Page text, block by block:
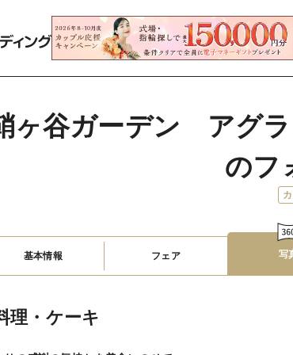
ヶ谷ガーデン　アグ
のフ
基本情報 フェア 写
理・ケーキ